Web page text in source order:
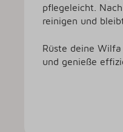
pflegeleicht.
reinigen und
Rüste deine
und genieße